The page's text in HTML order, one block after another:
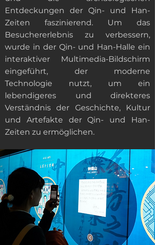
Entdeckungen der Qin- und Han-
Zeiten faszinierend. Um das
Besuchererlebnis zu verbessern,
wurde in der Qin- und Han-Halle ein
interaktiver Multimedia-Bildschirm
eingeführt, der moderne
Technologie nutzt, um ein
lebendigeres und direkteres
Verständnis der Geschichte, Kultur
und Artefakte der Qin- und Han-
Zeiten zu ermöglichen.